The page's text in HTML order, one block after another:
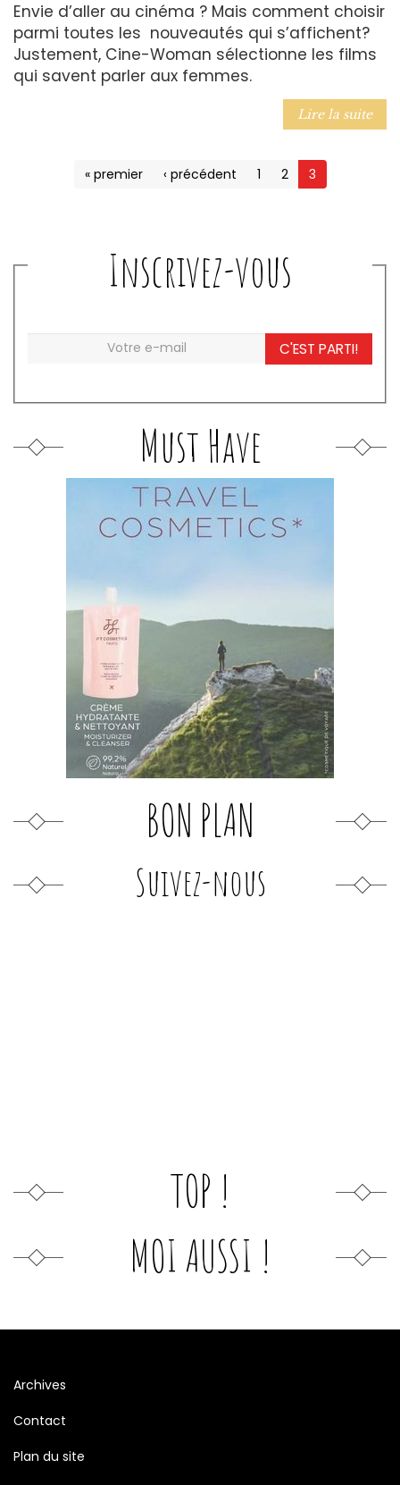
Envie d’aller au cinéma ? Mais comment choisir
parmi toutes les nouveautés qui s’affichent?
Justement, Cine-Woman sélectionne les films
qui savent parler aux femmes.
Lire la suite
« premier ‹ précédent 1 2 3
Inscrivez-vous
C'EST PARTI!
Must Have
BON PLAN
Suivez-nous
TOP !
MOI AUSSI !
Archives
Contact
Plan du site